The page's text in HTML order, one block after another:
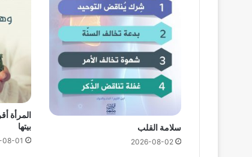
سلامة القلب
2026-08-02
المرأة
بيتها
08-01